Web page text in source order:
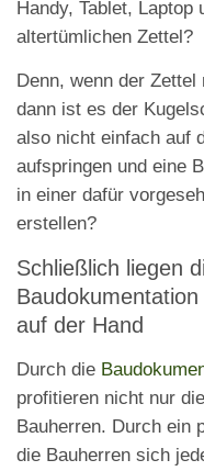
Handy, Tablet, Laptop
altertümlichen Zettel?
Denn, wenn der
dann ist es der
also nicht einfach auf
aufspringen und eine
in einer dafür
erstellen?
Schließlich liegen
auf der Hand
Durch die
profitieren nicht nur
Bauherren. Durch ein
die Bauherren sich